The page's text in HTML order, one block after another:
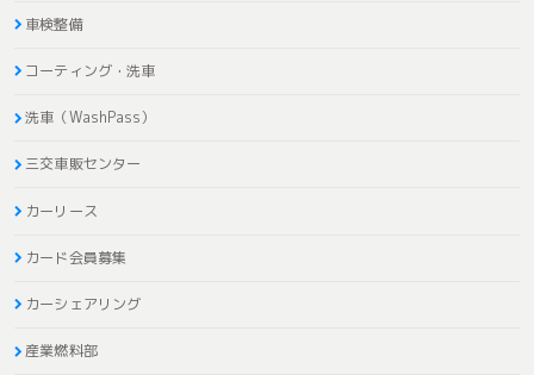
車検整備
コーティング・洗車
洗車（WashPass）
三交車販センター
カーリース
カード会員募集
カーシェアリング
産業燃料部